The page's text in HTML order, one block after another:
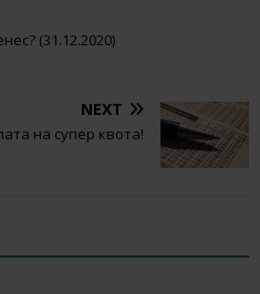
(31.12.2020)
NEXT
на супер квота!